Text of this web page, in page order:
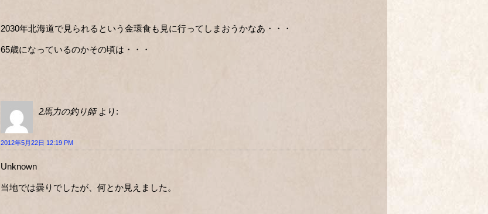
2030年北海道で見られるという金環食も見に行ってしまおうかなあ・・・
65歳になっているのかその頃は・・・
2馬力の釣り師 より:
2012年5月22日 12:19 PM
Unknown
当地では曇りでしたが、何とか見えました。